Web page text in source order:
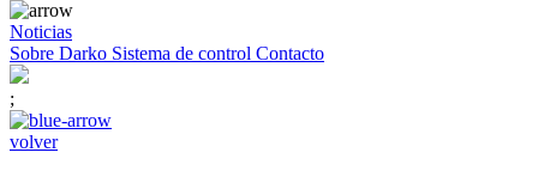
Noticias
Sobre Darko Sistema de control Contacto
;
volver